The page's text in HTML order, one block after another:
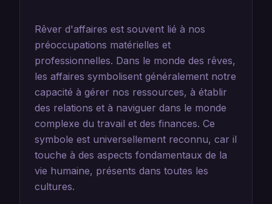
Rêver d'affaires est souvent lié à nos
préoccupations matérielles et
professionnelles. Dans le monde des rêves,
les affaires symbolisent généralement notre
capacité à gérer nos ressources, à établir
des relations et à naviguer dans le monde
complexe du travail et des finances. Ce
symbole est universellement reconnu, car il
touche à des aspects fondamentaux de la
vie humaine, présents dans toutes les
cultures.